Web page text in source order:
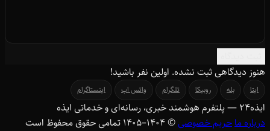
هنوز دیدگاهی ثبت نشده. اولین نفر باشید!
ایتا بله روبیکا تلگرام واتس اپ اینستاگرام
ایذه۲۴ — پلتفرم هوشمند خبری، رسانه‌ای و خدماتی ایذه
درباره ماحریم خصوصی© ۱۴۰۴–1405 تمامی حقوق محفوظ است